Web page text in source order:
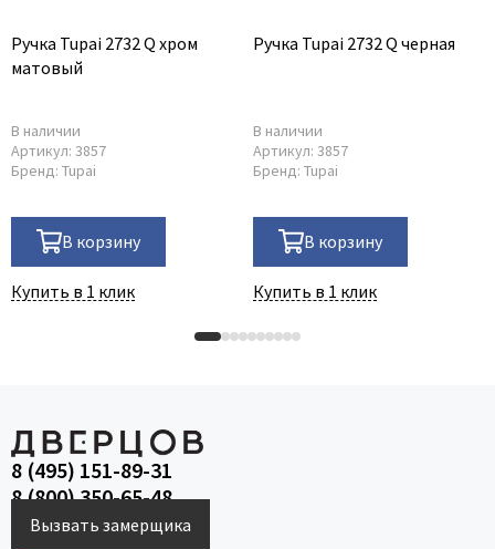
STR
Torex
Uberture
Valcomp
Verum
Viporte
Zadoor
Ручка Tupai 2732 Q хром
матовый
В наличии
Артикул: 3857
Бренд: Tupai
В корзину
Купить в 1 клик
Ручка Tupai 2732 Q черная
В наличии
Артикул: 3857
Бренд: Tupai
В корзину
Купить в 1 клик
8 (495) 151-89-31
8 (800) 350-65-48
Вызвать замерщика